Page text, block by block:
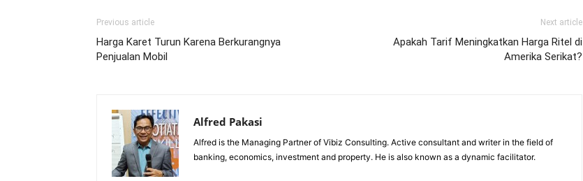
Previous article
Harga Karet Turun Karena Berkurangnya
Penjualan Mobil
Next article
Apakah Tarif Meningkatkan Harga Ritel di
Amerika Serikat?
Alfred Pakasi
Alfred is the Managing Partner of Vibiz Consulting. Active consultant and writer in the field of
banking, economics, investment and property. He is also known as a dynamic facilitator.